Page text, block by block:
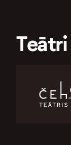
Teātri